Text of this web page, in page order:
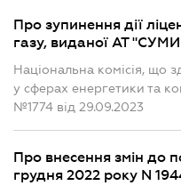
Про зупинення дії
газу, виданої АТ
Національна комісія, що
у сферах енергетики та
№1774 від 29.09.2023
Про внесення змін до
грудня 2022 року N